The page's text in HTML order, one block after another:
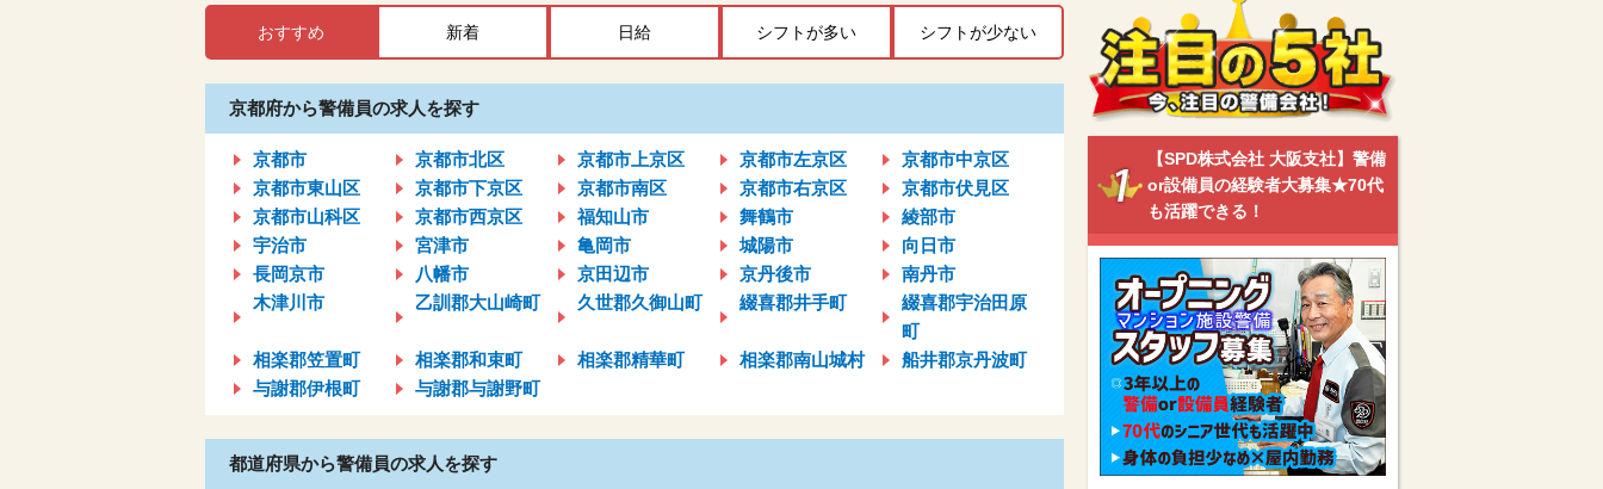
おすすめ 新着 日給 シフトが多い シフトが少ない
京都府から警備員の求人を探す
京都市 京都市北区 京都市上京区 京都市左京区
京都市中京区
京都市東山区
京都市下京区 京都市南区 京都市右京区
京都市伏見区
京都市山科区
京都市西京区 福知山市 舞鶴市
綾部市
宇治市
宮津市 亀岡市 城陽市
向日市
長岡京市
八幡市 京田辺市 京丹後市
南丹市
木津川市
乙訓郡大山崎町 久世郡久御山町 綴喜郡井手町
綴喜郡宇治田原
町
相楽郡笠置町
相楽郡和束町 相楽郡精華町 相楽郡南山城村
船井郡京丹波町
与謝郡伊根町
与謝郡与謝野町
都道府県から警備員の求人を探す
【SPD株式会社 大阪支社】警備
or設備員の経験者大募集★70代
も活躍できる！